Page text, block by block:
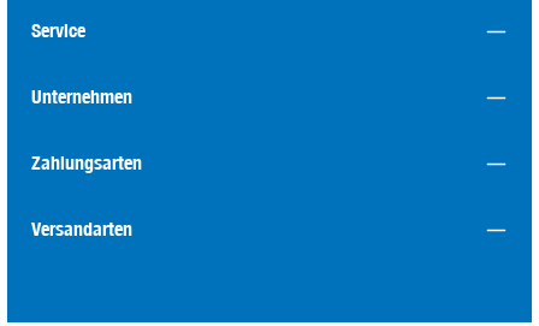
Service
Unternehmen
Zahlungsarten
Versandarten